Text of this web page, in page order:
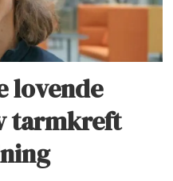
lovende
tarmkreft